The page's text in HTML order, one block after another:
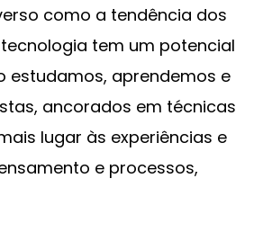
como a tendência dos
tem um potencial
aprendemos e
ancorados em técnicas
lugar às experiências e
e processos,